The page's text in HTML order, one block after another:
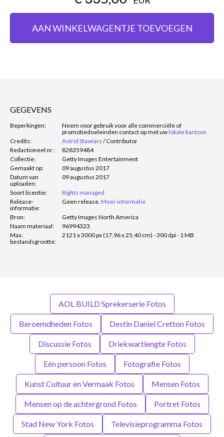
AAN WINKELWAGENTJE TOEVOEGEN
GEGEVENS
Beperkingen:
Neem voor gebruik voor alle commerciële of
promotiedoeleinden contact op met uwlokale kantoor.
Credits:
Astrid Stawiarz /Contributor
Redactioneel nr.:
828359484
Collectie:
Getty Images Entertainment
Gemaakt op:
09 augustus 2017
Datum van
uploaden:
09 augustus 2017
Soort licentie:
Rights managed
Release-
informatie:
Geen release. Meer informatie
Bron:
Getty Images North America
Naam materiaal:
96994323
Max.
bestandsgrootte:
2121 x 3000 px (17,96 x 25,40 cm) - 300 dpi - 1 MB
AOL BUILD Sprekerserie Fotos
Beroemdheden Fotos Destin Daniel Cretton Fotos
Discussie Fotos Driekwartlengte Fotos
Eén persoon Fotos Fotografie Fotos
Kunst Cultuur en Vermaak Fotos Mensen Fotos
Mensen op de achtergrond Fotos Portret Fotos
Stad New York Fotos Televisieprogramma Fotos